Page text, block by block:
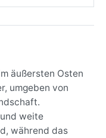
äußersten Osten
umgeben von
weite
während das